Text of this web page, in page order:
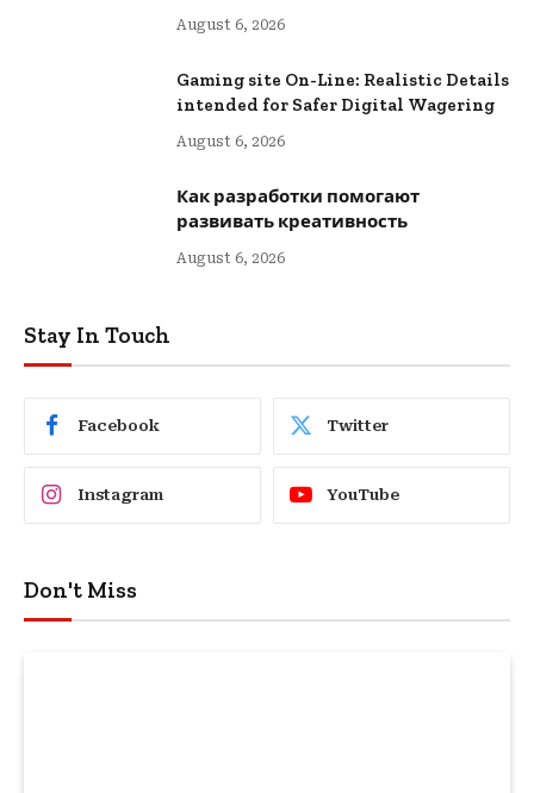
Online Wagering
August 6, 2026
Gaming site On-Line: Realistic Details
intended for Safer Digital Wagering
August 6, 2026
Как разработки помогают
развивать креативность
August 6, 2026
Stay In Touch
Facebook Twitter
Instagram YouTube
Don't Miss